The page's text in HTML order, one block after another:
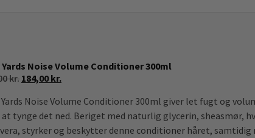
Yards Noise Volume Conditioner 300ml
kr. 184,00kr.
Yards Noise Volume Conditioner 300ml giver let fugt og
at tynge det ned. Beriget med naturlig glycerin, sheasmør,
styrker og beskytter denne conditioner håret, samtidig